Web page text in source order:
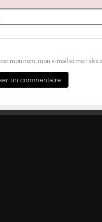
mon nom, mon e-mail et mon site